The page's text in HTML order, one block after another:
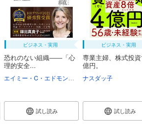
ビジネス・実用
恐れのない組織――「心
理的安全...
野津智子
試し読み
ビジネス・実用
専業主婦、株式投
億円。
ナスダッ子
試し読み